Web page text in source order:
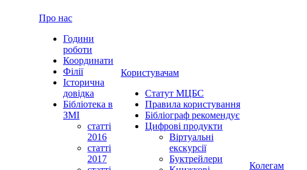
Про нас
Години
роботи
Координати
Філії
Історична
довідка
Бібліотека в
ЗМІ
статті
2016
статті
2017
Користувачам
Статут МЦБС
Правила користування
Бібліограф рекомендує
Цифрові продукти
Віртуальні
екскурсії
Буктрейлери
Колегам